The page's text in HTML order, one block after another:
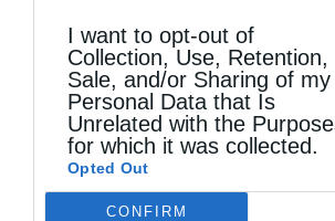
I want to opt-out of
Collection, Use, Retention,
Sale, and/or Sharing of my
Personal Data that Is
Unrelated with the
for which it was collected.
Opted Out
CONFIRM
Η Εορτή του Αγίου Καλλινίκου
(ΦΩΤΟ)